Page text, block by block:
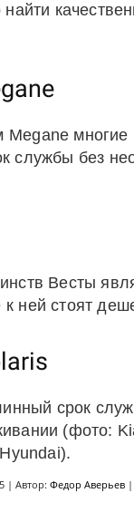
многие
службы без
Весты
ней стоят
срок
(фото:
| Автор: Федор Аверьев |